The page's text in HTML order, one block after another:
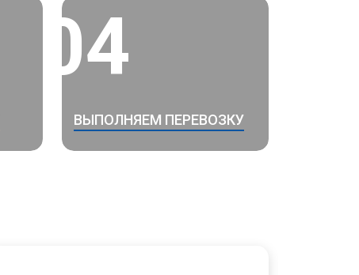
04
ВЫПОЛНЯЕМ ПЕРЕВОЗКУ